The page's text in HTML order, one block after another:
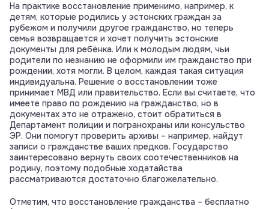
На практике восстановление применимо, например, к
детям, которые родились у эстонских граждан за
рубежом и получили другое гражданство, но теперь
семья возвращается и хочет получить эстонские
документы для ребёнка. Или к молодым людям, чьи
родители по незнанию не оформили им гражданство при
рождении, хотя могли. В целом, каждая такая ситуация
индивидуальна. Решение о восстановлении тоже
принимает МВД или правительство. Если вы считаете, что
имеете право по рождению на гражданство, но в
документах это не отражено, стоит обратиться в
Департамент полиции и погранохраны или консульство
ЭР. Они помогут проверить архивы – например, найдут
записи о гражданстве ваших предков. Государство
заинтересовано вернуть своих соотечественников на
родину, поэтому подобные ходатайства
рассматриваются достаточно благожелательно.
Отметим, что восстановление гражданства – бесплатно